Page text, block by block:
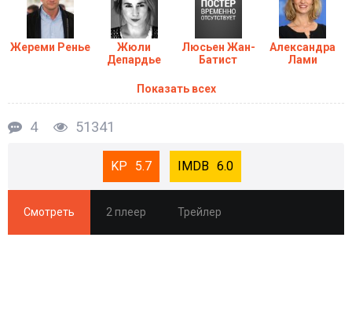
Жереми Ренье
Жюли
Депардье
Люсьен Жан-
Батист
Александра
Лами
Показать всех
4 51341
5.7 6.0
Смотреть 2 плеер Трейлер